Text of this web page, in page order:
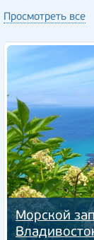
Просмотреть все
Морской